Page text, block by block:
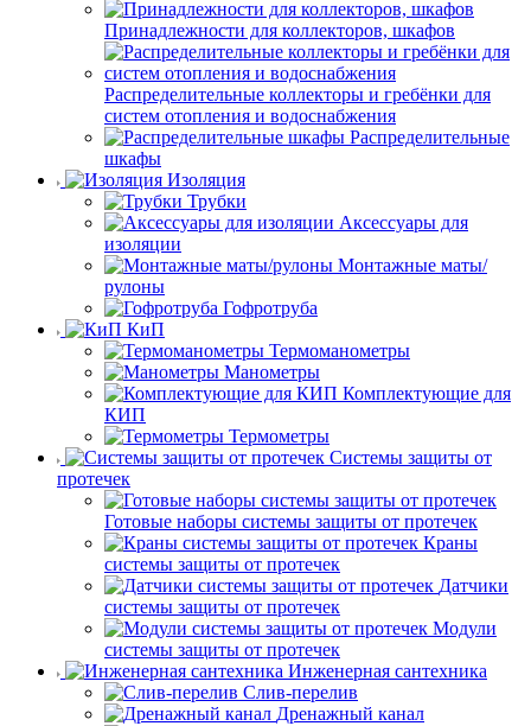
Принадлежности для коллекторов, шкафов
Распределительные коллекторы и гребёнки для
систем отопления и водоснабжения
Распределительные
шкафы
Изоляция
Трубки
Аксессуары для
изоляции
Монтажные маты/
рулоны
Гофротруба
КиП
Термоманометры
Манометры
Комплектующие для
КИП
Термометры
Системы защиты от
протечек
Готовые наборы системы защиты от протечек
Краны
системы защиты от протечек
Датчики
системы защиты от протечек
Модули
системы защиты от протечек
Инженерная сантехника
Слив-перелив
Дренажный канал